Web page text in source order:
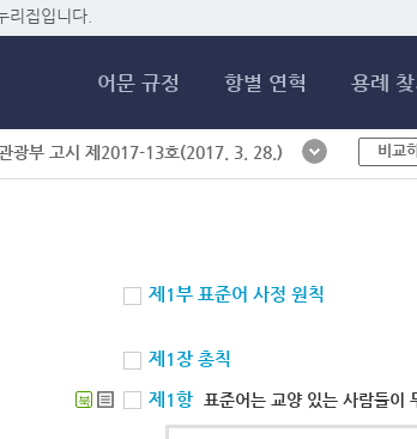
리집입니다.
어문 규정 항별 연혁 용례 찾
광부 고시 제2017-13호(2017. 3. 28.) 비교
정
제1부 표준어 사정 원칙
제1장 총칙
북 제1항 표준어는 교양 있는 사람들이